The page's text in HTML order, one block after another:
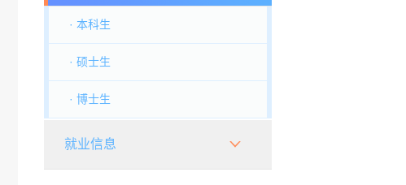
· 本科生
· 硕士生
· 博士生
就业信息